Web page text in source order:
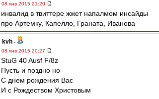
08 янв 2015 21:20
инвалид в твиттере жжет напалмом инсайды
про Артемку, Капелло, Граната, Иванова
kvh -
08 янв 2015 20:27
StuG 40 Ausf F/8z
Пусть и поздно но
С днем рождения Вас
И с Рождеством Христовым